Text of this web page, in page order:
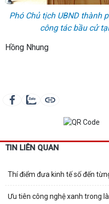
Phó Chủ tịch UBND thành
công tác bầu cử
Hồng Nhung
TIN LIÊN QUAN
Thí điểm đưa kinh tế số đến
Ưu tiên công nghệ xanh trong